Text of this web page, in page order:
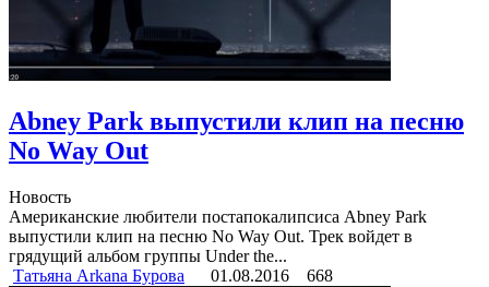
Abney Park выпустили клип на песню
No Way Out
Новость
Американские любители постапокалипсиса Abney Park
выпустили клип на песню No Way Out. Трек войдет в
грядущий альбом группы Under the...
Татьяна Arkana Бурова
01.08.2016 668